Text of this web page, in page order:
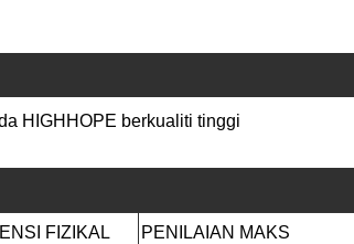
HIGHHOPE berkualiti tinggi
FIZIKAL PENILAIAN MAKS